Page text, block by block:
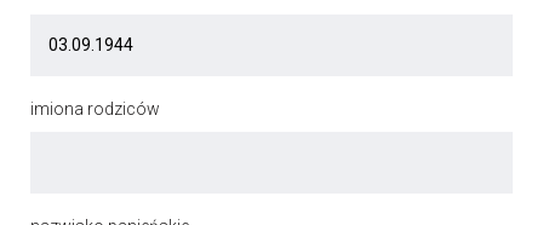
imiona rodziców